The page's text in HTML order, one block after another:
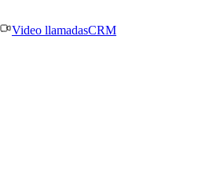
Video llamadasCRM